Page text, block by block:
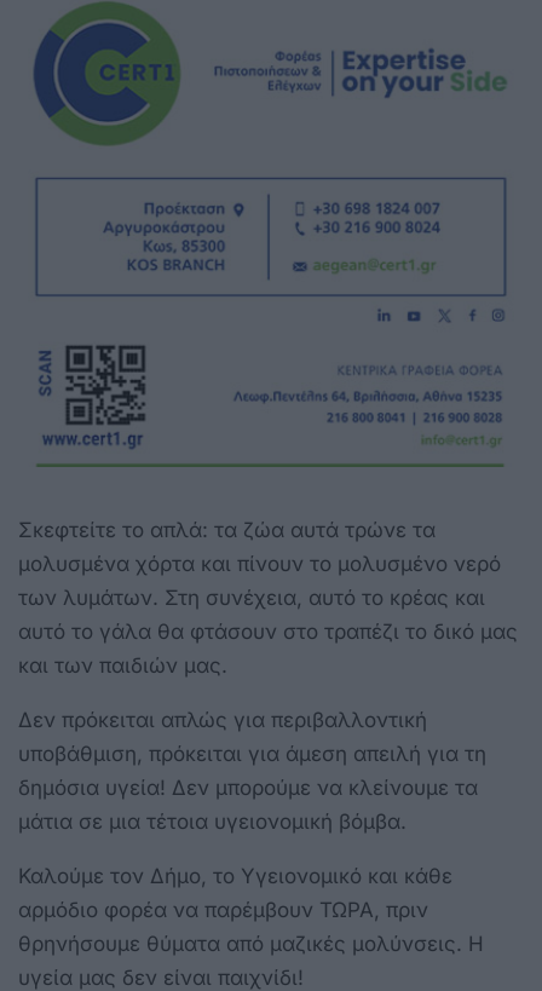
Σκεφτείτε το απλά: τα ζώα αυτά τρώνε τα
μολυσμένα χόρτα και πίνουν το μολυσμένο νερό
των λυμάτων. Στη συνέχεια, αυτό το κρέας και
αυτό το γάλα θα φτάσουν στο τραπέζι το δικό μας
και των παιδιών μας.
Δεν πρόκειται απλώς για περιβαλλοντική
υποβάθμιση, πρόκειται για άμεση απειλή για τη
δημόσια υγεία! Δεν μπορούμε να κλείνουμε τα
μάτια σε μια τέτοια υγειονομική βόμβα.
Καλούμε τον Δήμο, το Υγειονομικό και κάθε
αρμόδιο φορέα να παρέμβουν ΤΩΡΑ, πριν
θρηνήσουμε θύματα από μαζικές μολύνσεις. Η
υγεία μας δεν είναι παιχνίδι!